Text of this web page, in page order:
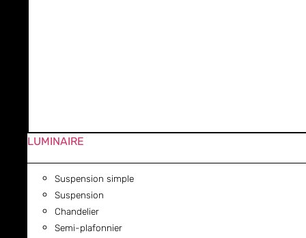
LUMINAIRE
Suspension simple
Suspension
Chandelier
Semi-plafonnier